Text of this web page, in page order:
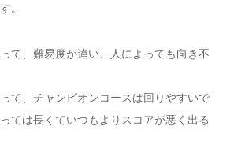
。
て、難易度が違い、人によっても向き不
て、チャンピオンコースは回りやすいで
ては長くていつもよりスコアが悪く出る